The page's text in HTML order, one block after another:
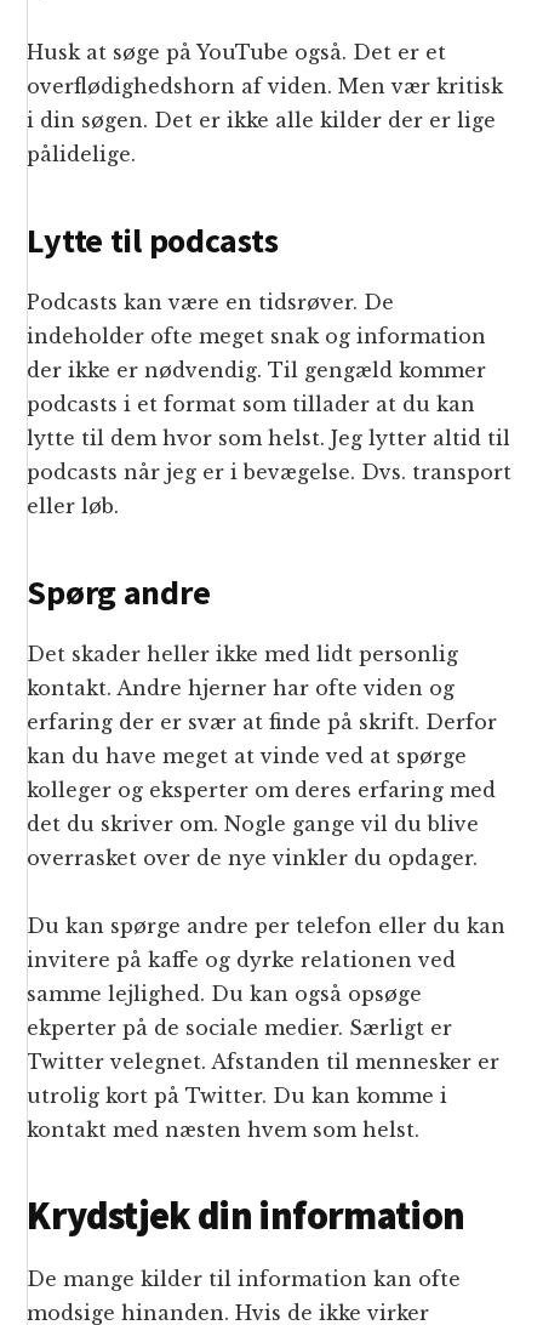
Husk at søge på YouTube også. Det er et
overflødighedshorn af viden. Men vær kritisk
i din søgen. Det er ikke alle kilder der er lige
pålidelige.
Lytte til podcasts
Podcasts kan være en tidsrøver. De
indeholder ofte meget snak og information
der ikke er nødvendig. Til gengæld kommer
podcasts i et format som tillader at du kan
lytte til dem hvor som helst. Jeg lytter altid til
podcasts når jeg er i bevægelse. Dvs. transport
eller løb.
Spørg andre
Det skader heller ikke med lidt personlig
kontakt. Andre hjerner har ofte viden og
erfaring der er svær at finde på skrift. Derfor
kan du have meget at vinde ved at spørge
kolleger og eksperter om deres erfaring med
det du skriver om. Nogle gange vil du blive
overrasket over de nye vinkler du opdager.
Du kan spørge andre per telefon eller du kan
invitere på kaffe og dyrke relationen ved
samme lejlighed. Du kan også opsøge
ekperter på de sociale medier. Særligt er
Twitter velegnet. Afstanden til mennesker er
utrolig kort på Twitter. Du kan komme i
kontakt med næsten hvem som helst.
Krydstjek din information
De mange kilder til information kan ofte
modsige hinanden. Hvis de ikke virker